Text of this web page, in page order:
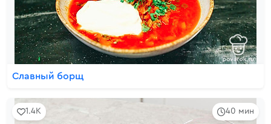
Славный борщ
40 мин
1.4K